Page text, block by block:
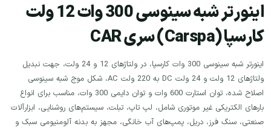
اینورتر شبه سینوسی 300 وات 12 ولت
کارسپا (Carspa) سری CAR
اینورتر شبه سینوسی 300 وات کارسپا، در ولتاژهای 12 و 24 ولت، جهت نبدیل
ولتاژهای 12 ولت و 24 ولت DC به 220 ولت AC، شکل موج شبه سینوسی
اصلاح شده، توان استارت 600 وات و توان دایمی 300 وات، مناسب برای انواع
بارهای الکتریکی غیر موتوری شامل، لپ تاپ، تبلت، سیستم‌های روشنایی، ابزارآلات
صنعتی، سنگ فرز، دریل، پمپ‌های آب خانگی، مجهز به بدنه آلومنیومی سبک و